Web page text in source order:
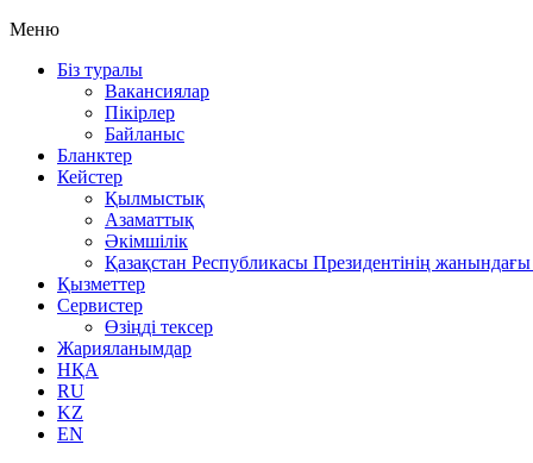
Меню
Біз туралы
Вакансиялар
Пікірлер
Байланыс
Бланктер
Кейстер
Қылмыстық
Азаматтық
Әкімшілік
Қазақстан Республикасы Президентінің
Қызметтер
Сервистер
Өзіңді тексер
Жарияланымдар
НҚА
RU
KZ
EN